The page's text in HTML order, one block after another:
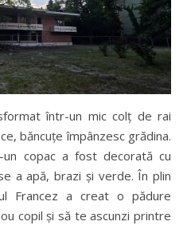
într-un mic colț de rai
băncuțe împânzesc grădina.
copac a fost decorată cu
a apă, brazi și verde. În plin
Francez a creat o pădure
copil și să te ascunzi printre